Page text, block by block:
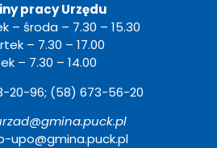
pracy Urzędu
– środa – 7.30 – 15.30
– 7.30 – 17.00
– 7.30 – 14.00
20-96; (58) 673-56-20
upo@gmina.puck.pl